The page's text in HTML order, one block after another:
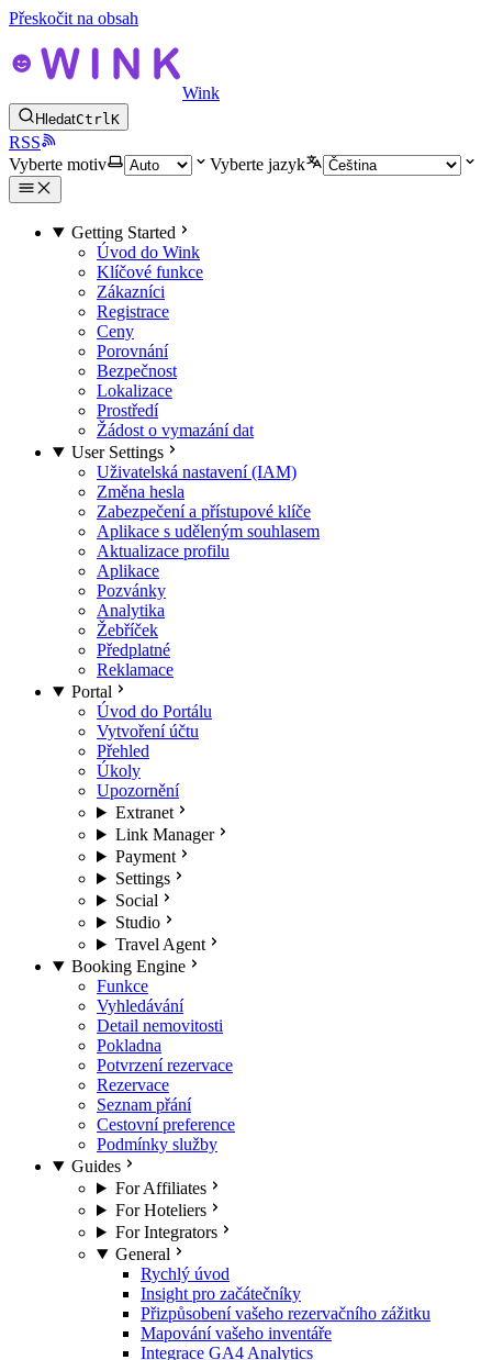
Přeskočit na obsah
Wink
HledatCtrlK
RSS
Vyberte motiv
Vyberte jazyk
Getting Started
Úvod do Wink
Klíčové funkce
Zákazníci
Registrace
Ceny
Porovnání
Bezpečnost
Lokalizace
Prostředí
Žádost o vymazání dat
User Settings
Uživatelská nastavení (IAM)
Změna hesla
Zabezpečení a přístupové klíče
Aplikace s uděleným souhlasem
Aktualizace profilu
Aplikace
Pozvánky
Analytika
Žebříček
Předplatné
Reklamace
Portal
Úvod do Portálu
Vytvoření účtu
Přehled
Úkoly
Upozornění
Extranet
Link Manager
Payment
Settings
Social
Studio
Travel Agent
Booking Engine
Funkce
Vyhledávání
Detail nemovitosti
Pokladna
Potvrzení rezervace
Rezervace
Seznam přání
Cestovní preference
Podmínky služby
Guides
For Affiliates
For Hoteliers
For Integrators
General
Rychlý úvod
Insight pro začátečníky
Přizpůsobení vašeho rezervačního zážitku
Mapování vašeho inventáře
Integrace GA4 Analytics